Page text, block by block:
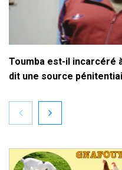
Toumba est-il incarcéré
dit une source